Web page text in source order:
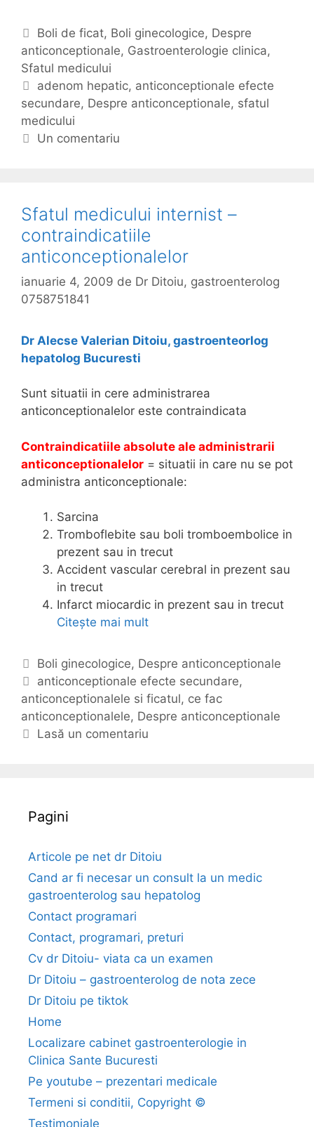
t
o
n
e
n
a
l
e
c
e
s
c
u
n
r
e
d
g
e
t
i
v
e
C
a
t
e
g
o
r
Boli de ficat, Boli ginecologice, Despre
anticonceptionale, Gastroenterologie clinica,
Sfatul medicului
E
t
i
c
e
adenom hepatic, anticonceptionale efecte
secundare, Despre anticonceptionale, sfatul
medicului
Un comentariu
Sfatul medicului internist –
contraindicatiile
anticonceptionalelor
ianuarie 4, 2009 de Dr Ditoiu, gastroenterolog
0758751841
Dr Alecse Valerian Ditoiu, gastroenteorlog
hepatolog Bucuresti
Sunt situatii in cere administrarea
anticonceptionalelor este contraindicata
Contraindicatiile absolute ale administrarii
anticonceptionalelor = situatii in care nu se pot
administra anticonceptionale:
Sarcina
Tromboflebite sau boli tromboembolice in
prezent sau in trecut
Accident vascular cerebral in prezent sau
in trecut
Infarct miocardic in prezent sau in trecut
Citește mai mult
a
t
u
l
u
n
e
r
n
–
c
o
n
C
a
t
e
g
Boli ginecologice, Despre anticonceptionale
E
t
i
c
anticonceptionale efecte secundare,
anticonceptionalele si ficatul, ce fac
anticonceptionalele, Despre anticonceptionale
Lasă un comentariu
Pagini
Articole pe net dr Ditoiu
Cand ar fi necesar un consult la un medic
gastroenterolog sau hepatolog
Contact programari
Contact, programari, preturi
Cv dr Ditoiu- viata ca un examen
Dr Ditoiu – gastroenterolog de nota zece
Dr Ditoiu pe tiktok
Home
Localizare cabinet gastroenterologie in
Clinica Sante Bucuresti
Pe youtube – prezentari medicale
Termeni si conditii, Copyright ©
Testimoniale